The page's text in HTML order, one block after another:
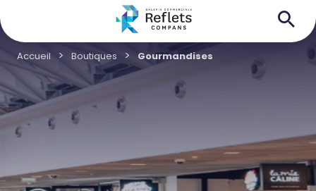
Accueil Boutiques Gourmandises